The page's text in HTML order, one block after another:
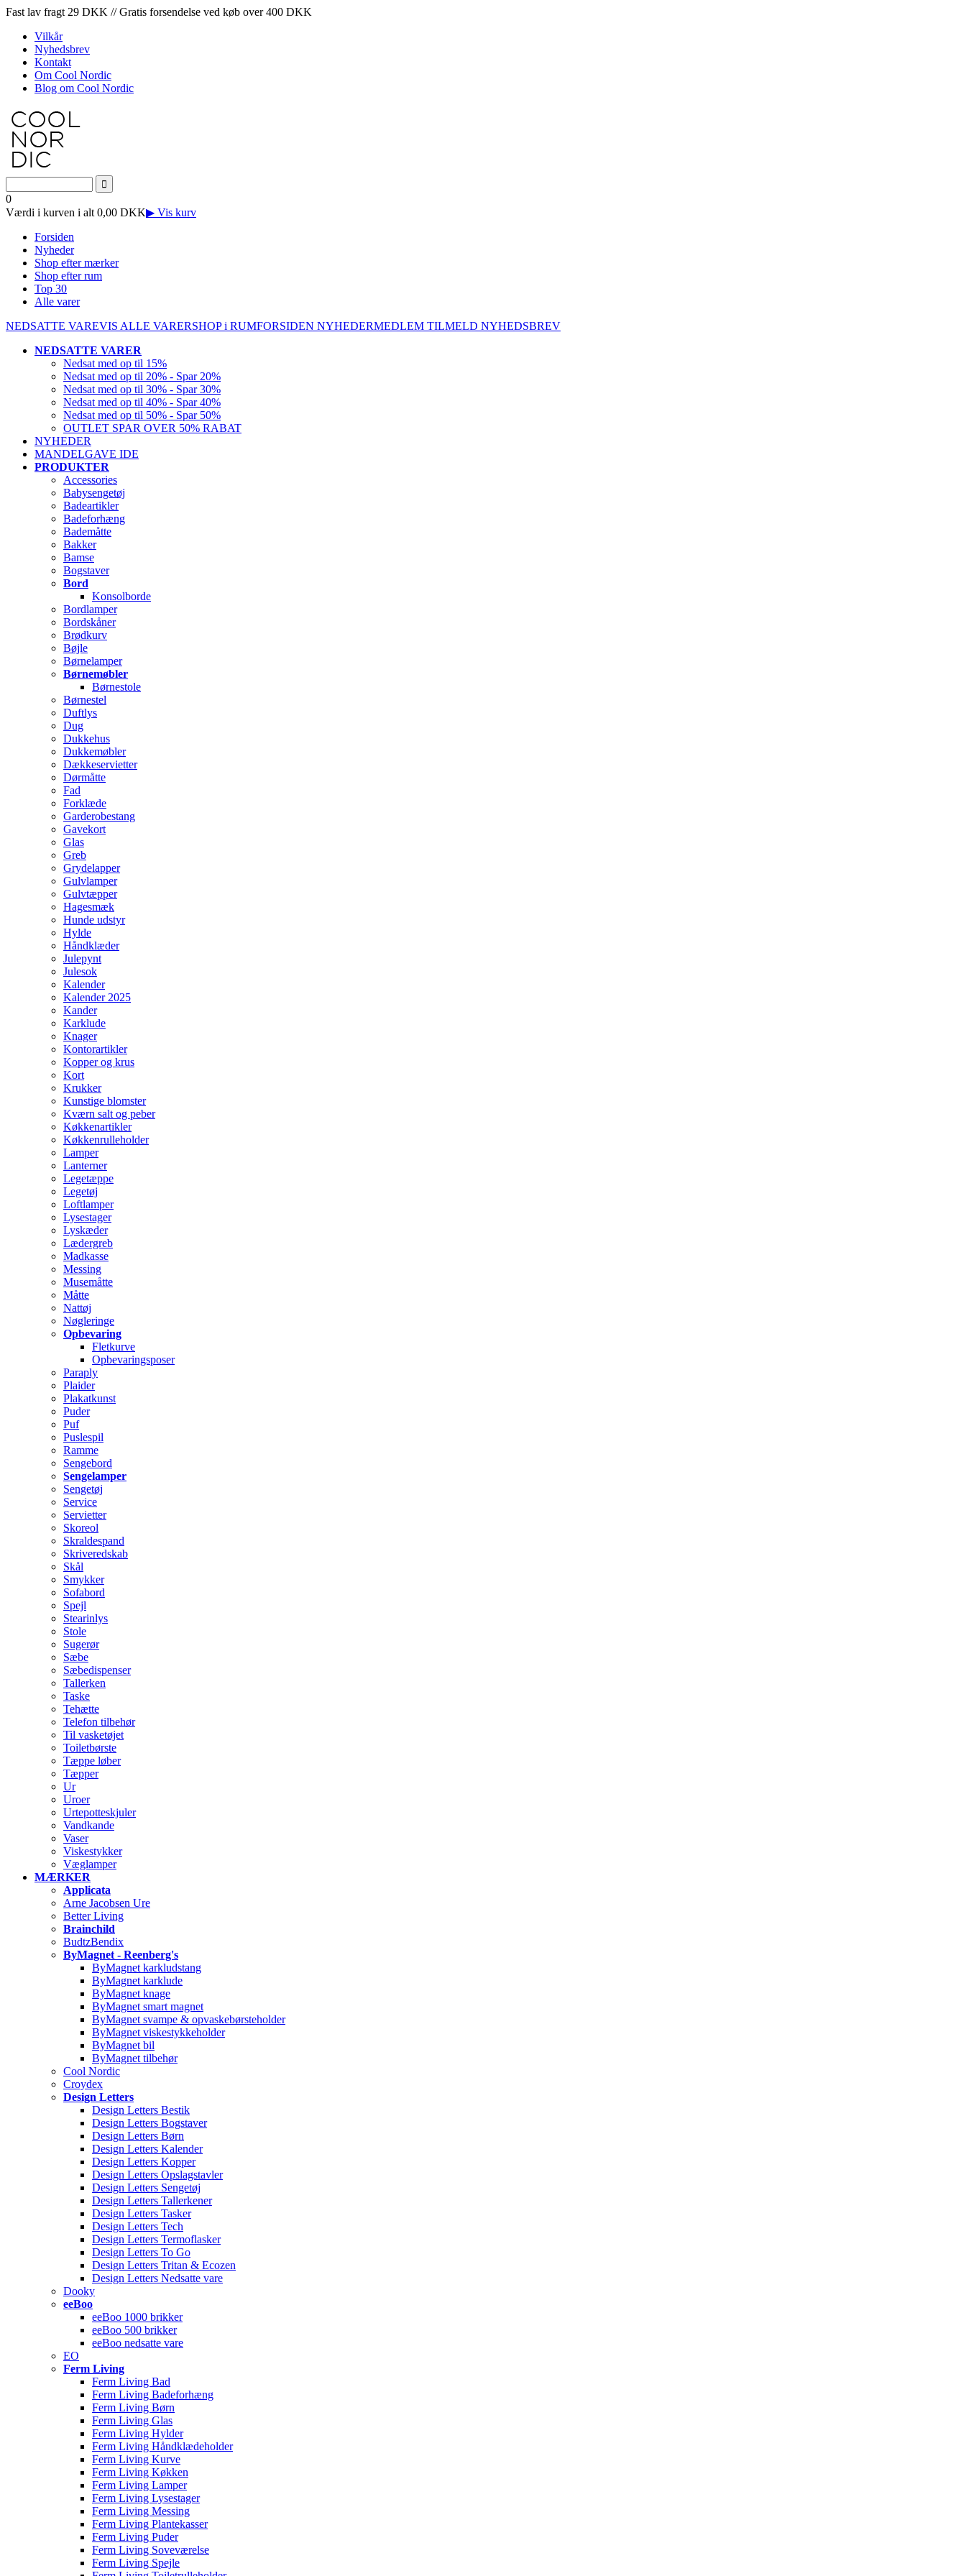
Fast lav fragt 29 DKK // Gratis forsendelse ved køb over 400 DKK
Vilkår
Nyhedsbrev
Kontakt
Om Cool Nordic
Blog om Cool Nordic
0
Værdi i kurven i alt 0,00 DKK▶ Vis kurv
Forsiden
Nyheder
Shop efter mærker
Shop efter rum
Top 30
Alle varer
NEDSATTE VAREVIS ALLE VARERSHOP i RUMFORSIDEN NYHEDERMEDLEM TILMELD NYHEDSBREV
NEDSATTE VARER
Nedsat med op til 15%
Nedsat med op til 20% - Spar 20%
Nedsat med op til 30% - Spar 30%
Nedsat med op til 40% - Spar 40%
Nedsat med op til 50% - Spar 50%
OUTLET SPAR OVER 50% RABAT
NYHEDER
MANDELGAVE IDE
PRODUKTER
Accessories
Babysengetøj
Badeartikler
Badeforhæng
Bademåtte
Bakker
Bamse
Bogstaver
Bord
Konsolborde
Bordlamper
Bordskåner
Brødkurv
Bøjle
Børnelamper
Børnemøbler
Børnestole
Børnestel
Duftlys
Dug
Dukkehus
Dukkemøbler
Dækkeservietter
Dørmåtte
Fad
Forklæde
Garderobestang
Gavekort
Glas
Greb
Grydelapper
Gulvlamper
Gulvtæpper
Hagesmæk
Hunde udstyr
Hylde
Håndklæder
Julepynt
Julesok
Kalender
Kalender 2025
Kander
Karklude
Knager
Kontorartikler
Kopper og krus
Kort
Krukker
Kunstige blomster
Kværn salt og peber
Køkkenartikler
Køkkenrulleholder
Lamper
Lanterner
Legetæppe
Legetøj
Loftlamper
Lysestager
Lyskæder
Lædergreb
Madkasse
Messing
Musemåtte
Måtte
Nattøj
Nøgleringe
Opbevaring
Fletkurve
Opbevaringsposer
Paraply
Plaider
Plakatkunst
Puder
Puf
Puslespil
Ramme
Sengebord
Sengelamper
Sengetøj
Service
Servietter
Skoreol
Skraldespand
Skriveredskab
Skål
Smykker
Sofabord
Spejl
Stearinlys
Stole
Sugerør
Sæbe
Sæbedispenser
Tallerken
Taske
Tehætte
Telefon tilbehør
Til vasketøjet
Toiletbørste
Tæppe løber
Tæpper
Ur
Uroer
Urtepotteskjuler
Vandkande
Vaser
Viskestykker
Væglamper
MÆRKER
Applicata
Arne Jacobsen Ure
Better Living
Brainchild
BudtzBendix
ByMagnet - Reenberg's
ByMagnet karkludstang
ByMagnet karklude
ByMagnet knage
ByMagnet smart magnet
ByMagnet svampe & opvaskebørsteholder
ByMagnet viskestykkeholder
ByMagnet bil
ByMagnet tilbehør
Cool Nordic
Croydex
Design Letters
Design Letters Bestik
Design Letters Bogstaver
Design Letters Børn
Design Letters Kalender
Design Letters Kopper
Design Letters Opslagstavler
Design Letters Sengetøj
Design Letters Tallerkener
Design Letters Tasker
Design Letters Tech
Design Letters Termoflasker
Design Letters To Go
Design Letters Tritan & Ecozen
Design Letters Nedsatte vare
Dooky
eeBoo
eeBoo 1000 brikker
eeBoo 500 brikker
eeBoo nedsatte vare
EO
Ferm Living
Ferm Living Bad
Ferm Living Badeforhæng
Ferm Living Børn
Ferm Living Glas
Ferm Living Hylder
Ferm Living Håndklædeholder
Ferm Living Kurve
Ferm Living Køkken
Ferm Living Lamper
Ferm Living Lysestager
Ferm Living Messing
Ferm Living Plantekasser
Ferm Living Puder
Ferm Living Soveværelse
Ferm Living Spejle